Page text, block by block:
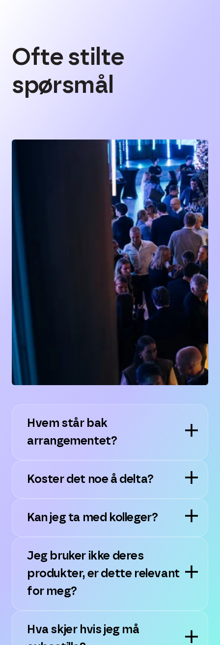
Ofte stilte
spørsmål
Hvem står bak
arrangementet?
Koster det noe å delta?
Kan jeg ta med kolleger?
Jeg bruker ikke deres
produkter, er dette relevant
for meg?
Hva skjer hvis jeg må